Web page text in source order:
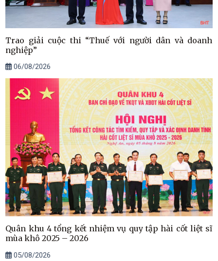
Trao giải cuộc thi “Thuế với người dân và doanh
nghiệp”
06/08/2026
Quân khu 4 tổng kết nhiệm vụ quy tập hài cốt liệt sĩ
mùa khô 2025 – 2026
05/08/2026